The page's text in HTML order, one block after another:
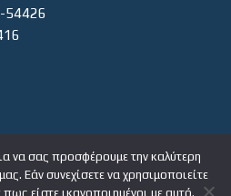
54426
ΧΡΗΣΤΗ
να σας προσφέρουμε την καλύτερη
Εάν συνεχίσετε να χρησιμοποιείτε
είστε ικανοποιημένοι με αυτό.